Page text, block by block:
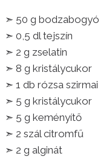
➣ 50 g bodzabogyó
➣ 0,5 dl tejszín
➣ 2 g zselatin
➣ 8 g kristálycukor
➣ 1 db rózsa szirmai
➣ 5 g kristálycukor
➣ 5 g keményítő
➣ 2 szál citromfű
➣ 2 g alginát